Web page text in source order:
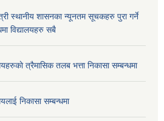
स्थानीय शासनका न्यूनतम सूचकहरु पुरा गर्ने
विद्यालयहरु सबै
त्रैमासिक तलब भत्ता निकासा सम्बन्धमा
निकासा सम्बन्धमा